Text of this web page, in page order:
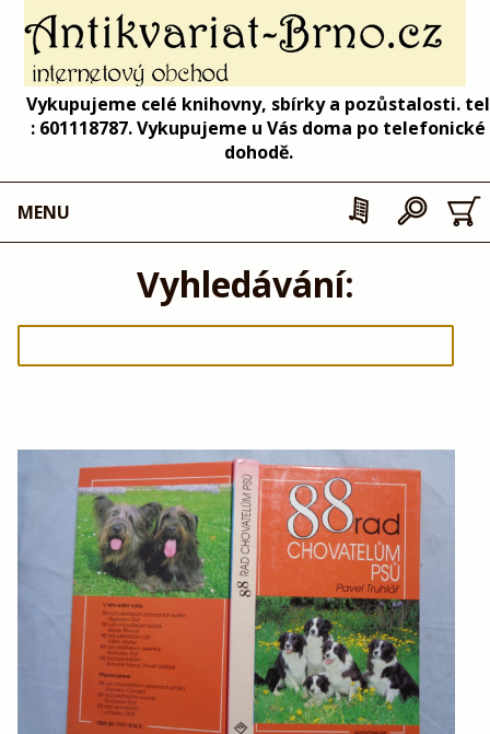
Vykupujeme celé knihovny, sbírky a pozůstalosti. tel
: 601118787. Vykupujeme u Vás doma po telefonické
dohodě.
MENU
Vyhledávání: